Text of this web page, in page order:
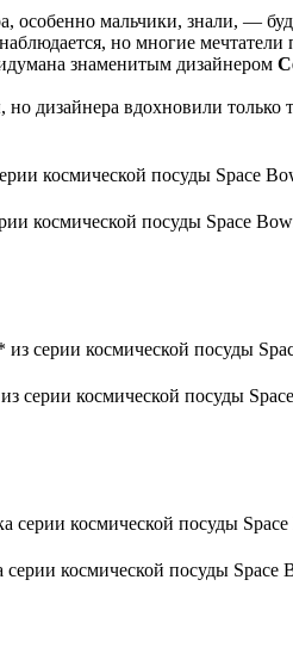
мальчики, знали, —
но многие
знаменитым дизайнером
дизайнера вдохновили
космической посуды Space
серии космической посуды
серии космической посуды Space